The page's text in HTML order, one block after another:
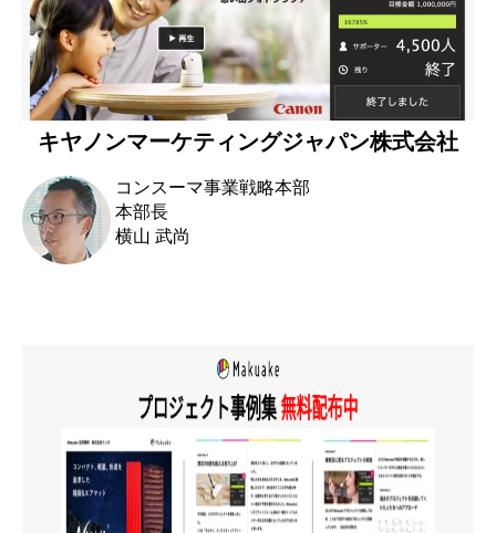
キヤノンマーケティングジャパン株式会社
コンスーマ事業戦略本部
本部長
横山 武尚